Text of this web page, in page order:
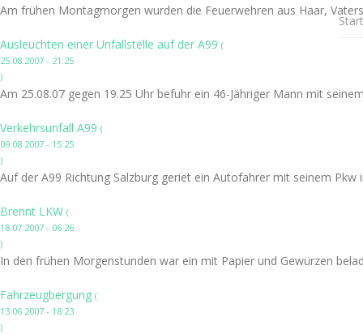
Am frühen Montagmorgen wurden die Feuerwehren aus Haar,
Ausleuchten einer Unfallstelle auf der A99 (
25.08.2007 - 21:25
)
Am 25.08.07 gegen 19.25 Uhr befuhr ein 46-Jähriger Mann mit
Verkehrsunfall A99 (
09.08.2007 - 15:25
)
Auf der A99 Richtung Salzburg geriet ein Autofahrer mit seinem Pkw
Brennt LKW (
18.07.2007 - 06:26
)
In den frühen Morgenstunden war ein mit Papier und Gewürzen
Fahrzeugbergung (
13.06.2007 - 18:23
)